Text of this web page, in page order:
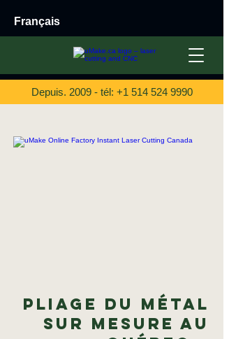
Français
Pliage du métal
sur mesure au
Depuis. 2009 - tél: +1 514 524 9990